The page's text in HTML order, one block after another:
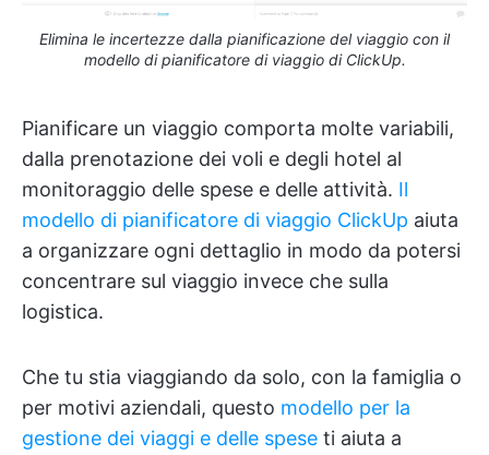
Elimina le incertezze dalla pianificazione del viaggio con il
modello di pianificatore di viaggio di ClickUp.
Pianificare un viaggio comporta molte variabili,
dalla prenotazione dei voli e degli hotel al
monitoraggio delle spese e delle attività. Il
modello di pianificatore di viaggio ClickUp aiuta
a organizzare ogni dettaglio in modo da potersi
concentrare sul viaggio invece che sulla
logistica.
Che tu stia viaggiando da solo, con la famiglia o
per motivi aziendali, questo modello per la
gestione dei viaggi e delle spese ti aiuta a